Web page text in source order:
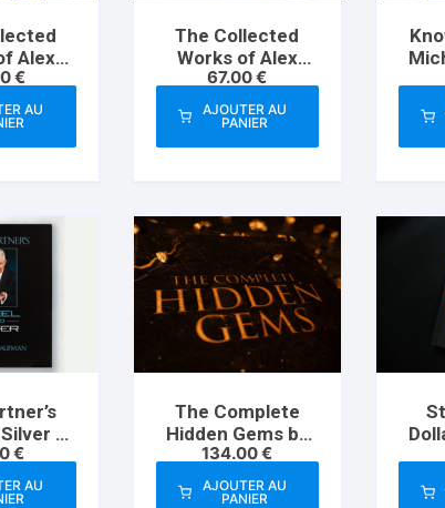
Alex
Vol 2
€
AU
The Collected
Works of Alex
Elmsley Vol 1
67.00€
AJOUTER AU
PANIER
by
€
AU
The Complete
Hidden Gems by
Mark Elsdon
134.00€
AJOUTER AU
PANIER